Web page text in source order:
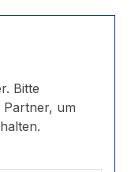
Bitte
Partner, um